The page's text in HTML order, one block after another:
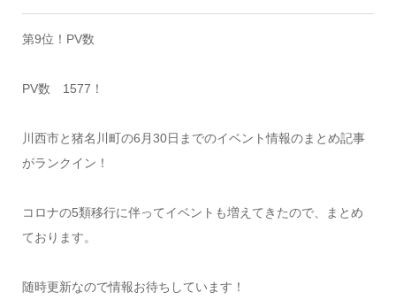
第9位！PV数
PV数 1577！
川西市と猪名川町の6月30日までのイベント情報のまとめ記事
がランクイン！
コロナの5類移行に伴ってイベントも増えてきたので、まとめ
ております。
随時更新なので情報お待ちしています！